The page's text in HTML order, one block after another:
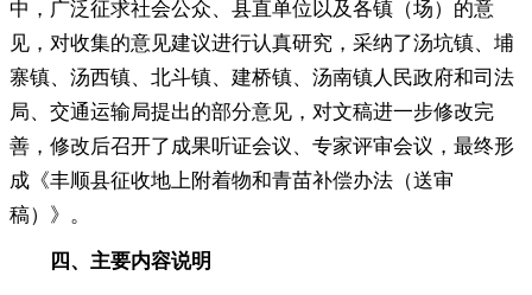
中 ， 广泛征求社会公众、县直单位以及各镇（场）的意
见，对收集的意见建议进行认真研究 ， 采纳了汤坑镇、埔
寨镇、汤西镇、北斗镇、建桥镇、汤南镇人民政府和司法
局、交通运输局提出的部分意见，对文稿进一步修改完
善 ， 修改后召开了成果听证会议、专家评审会议，最终形
成《丰顺县征收地上附着物和青苗补偿办法（送审
稿）》 。
四、 主要内容说明